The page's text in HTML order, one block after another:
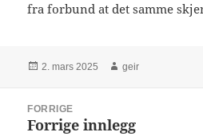
fra forbund at det samme
Publisert
2. mars 2025 Forfatter
geir
FORRIGE
Forrige
Forrige innlegg